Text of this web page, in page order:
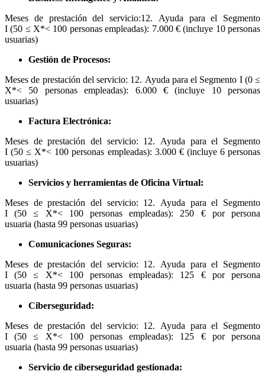
Meses de prestación del servicio:12. Ayuda para el Segmento
I (50 ≤ X*< 100 personas empleadas): 7.000 € (incluye 10 personas
usuarias)
Gestión de Procesos:
Meses de prestación del servicio: 12. Ayuda para el Segmento I (0 ≤
X*< 50 personas empleadas): 6.000 € (incluye 10 personas
usuarias)
Factura Electrónica:
Meses de prestación del servicio: 12. Ayuda para el Segmento
I (50 ≤ X*< 100 personas empleadas): 3.000 € (incluye 6 personas
usuarias)
Servicios y herramientas de Oficina Virtual:
Meses de prestación del servicio: 12. Ayuda para el Segmento
I (50 ≤ X*< 100 personas empleadas): 250 € por persona
usuaria (hasta 99 personas usuarias)
Comunicaciones Seguras:
Meses de prestación del servicio: 12. Ayuda para el Segmento
I (50 ≤ X*< 100 personas empleadas): 125 € por persona
usuaria (hasta 99 personas usuarias)
Ciberseguridad:
Meses de prestación del servicio: 12. Ayuda para el Segmento
I (50 ≤ X*< 100 personas empleadas): 125 € por persona
usuaria (hasta 99 personas usuarias)
Servicio de ciberseguridad gestionada: